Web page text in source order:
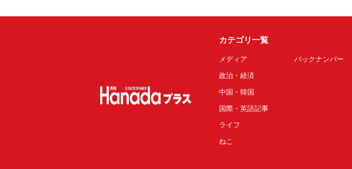
カテゴリ一覧
メディア
政治・経済
中国・韓国
国際・英語記事
ライフ
ねこ
バックナンバー